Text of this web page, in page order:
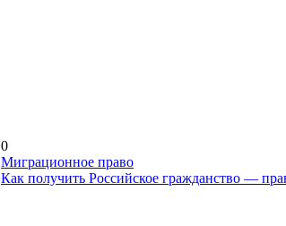
0
Миграционное право
Как получить Российское гражданство —